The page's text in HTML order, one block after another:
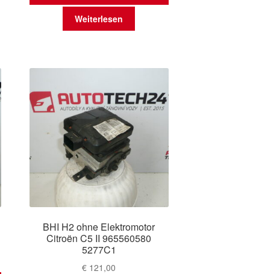
Weiterlesen
BHI H2 ohne Elektromotor
Citroën C5 II 965560580
5277C1
€ 121,00